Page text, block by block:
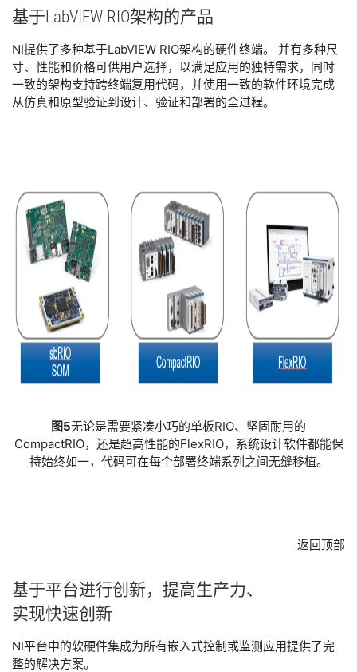
基于LabVIEW RIO架构的产品
NI提供了多种基于LabVIEW RIO架构的硬件终端。 并有多种尺
寸、性能和价格可供用户选择，以满足应用的独特需求，同时
一致的架构支持跨终端复用代码，并使用一致的软件环境完成
从仿真和原型验证到设计、验证和部署的全过程。
图5无论是需要紧凑小巧的单板RIO、坚固耐用的
CompactRIO，还是超高性能的FlexRIO，系统设计软件都能保
持始终如一，代码可在每个部署终端系列之间无缝移植。
返回顶部
基于平台进行创新， 提高生产力、
实现快速创新
NI平台中的软硬件集成为所有嵌入式控制或监测应用提供了完
整的解决方案。